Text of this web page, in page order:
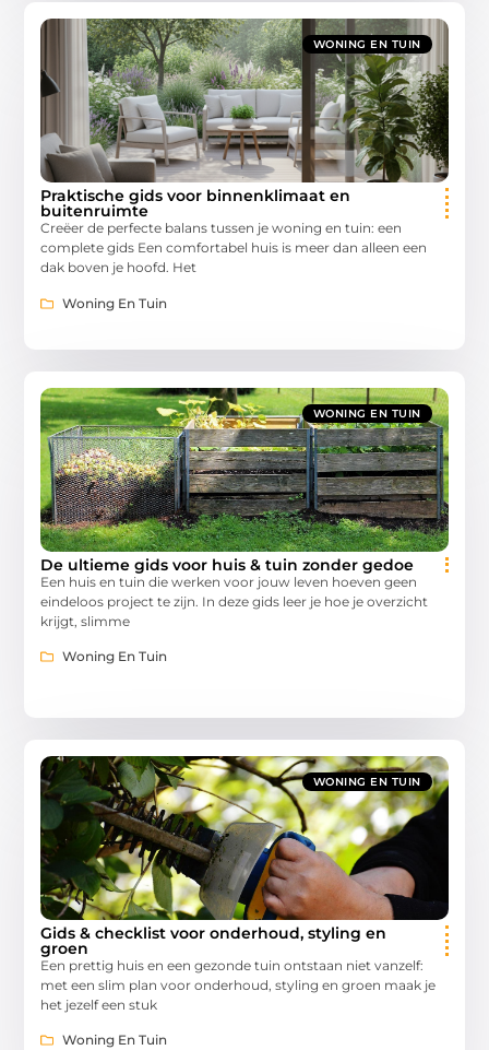
WONING EN TUIN
Praktische gids voor binnenklimaat en
buitenruimte
Creëer de perfecte balans tussen je woning en tuin: een
complete gids Een comfortabel huis is meer dan alleen een
dak boven je hoofd. Het
Woning En Tuin
WONING EN TUIN
De ultieme gids voor huis & tuin zonder gedoe
Een huis en tuin die werken voor jouw leven hoeven geen
eindeloos project te zijn. In deze gids leer je hoe je overzicht
krijgt, slimme
Woning En Tuin
WONING EN TUIN
Gids & checklist voor onderhoud, styling en
groen
Een prettig huis en een gezonde tuin ontstaan niet vanzelf:
met een slim plan voor onderhoud, styling en groen maak je
het jezelf een stuk
Woning En Tuin